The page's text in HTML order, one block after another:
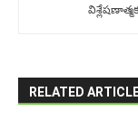
RELATED